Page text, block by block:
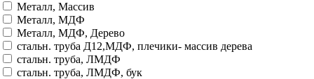
Металл, Массив
Металл, МДФ
Металл, МДФ, Дерево
стальн. труба Д12,МДФ, плечики- массив дерева
стальн. труба, ЛМДФ
стальн. труба, ЛМДФ, бук